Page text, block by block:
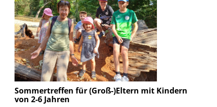
Sommertreffen für (Groß-)Eltern mit Kindern
von 2-6 Jahren